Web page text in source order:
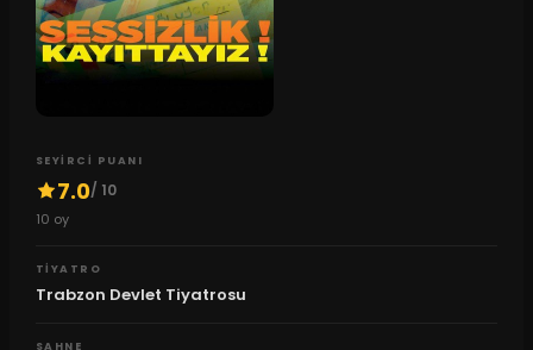
SEYIRCI PUANI
7.0/ 10
10 oy
TIYATRO
Trabzon Devlet Tiyatrosu
SAHNE